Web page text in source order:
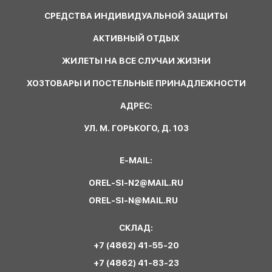
СРЕДСТВА ИНДИВИДУАЛЬНОЙ ЗАЩИТЫ
АКТИВНЫЙ ОТДЫХ
ЖИЛЕТЫ НА ВСЕ СЛУЧАИ ЖИЗНИ
ХОЗТОВАРЫ И ПОСТЕЛЬНЫЕ ПРИНАДЛЕЖНОСТИ
АДРЕС:
УЛ. М. ГОРЬКОГО, Д. 103
E-MAIL:
OREL-SI-N2@MAIL.RU
OREL-SI-N@MAIL.RU
СКЛАД:
+7 (4862) 41-55-20
+7 (4862) 41-83-23